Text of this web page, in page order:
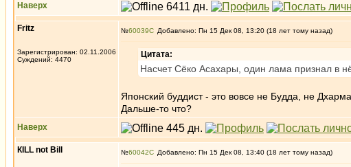
Наверх
Fritz
Зарегистрирован: 02.11.2006
Суждений: 4470
№60039 Добавлено: Пн 15 Дек 08, 13:20 (18 лет тому назад)
Цитата:
Насчет Сёко Асахары, один лама признал в
Японский буддист - это вовсе не Будда, не
Дальше-то что?
Наверх
КILL not Вill №60042 Добавлено: Пн 15 Дек 08, 13:40 (18 лет тому назад)